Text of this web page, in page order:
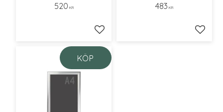
520 KR
Lägg till i favoriter
483 KR
Lägg
KÖP